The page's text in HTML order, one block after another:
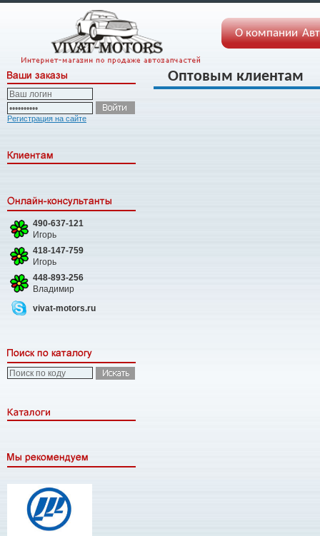
О компании
Регистрация на сайте
490-637-121
Игорь
418-147-759
Игорь
448-893-256
Владимир
vivat-motors.ru
Оптовым клиентам